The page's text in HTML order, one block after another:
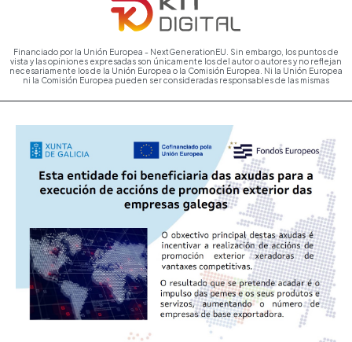
Financiado por la Unión Europea - NextGenerationEU. Sin embargo, los puntos de
vista y las opiniones expresadas son únicamente los del autor o autores y no reflejan
necesariamente los de la Unión Europea o la Comisión Europea. Ni la Unión Europea
ni la Comisión Europea pueden ser consideradas responsables de las mismas